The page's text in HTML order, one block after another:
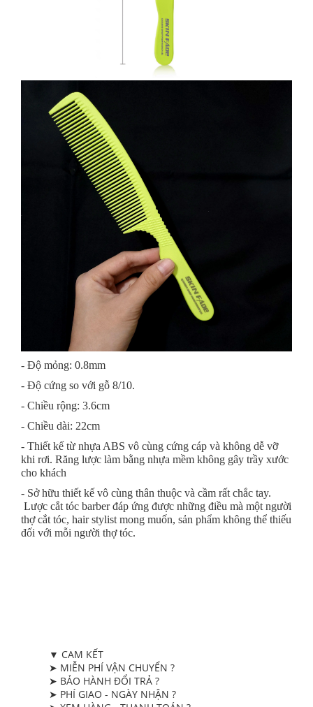
- Độ mỏng: 0.8mm
- Độ cứng so với gỗ 8/10.
- Chiều rộng: 3.6cm
- Chiều dài: 22cm
- Thiết kế từ nhựa ABS vô cùng cứng cáp và không dễ vỡ
khi rơi. Răng lược làm bằng nhựa mềm không gây trầy xước
cho khách
- Sở hữu thiết kế vô cùng thân thuộc và cầm rất chắc tay.
Lược cắt tóc barber đáp ứng được những điều mà một người
thợ cắt tóc, hair stylist mong muốn, sản phẩm không thể thiếu
đối với mỗi người thợ tóc.
▼ CAM KẾT
➤ MIỄN PHÍ VẬN CHUYỂN ?
➤ BẢO HÀNH ĐỔI TRẢ ?
➤ PHÍ GIAO - NGÀY NHẬN ?